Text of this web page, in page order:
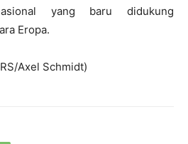
yang baru didukung
Eropa.
Axel Schmidt)